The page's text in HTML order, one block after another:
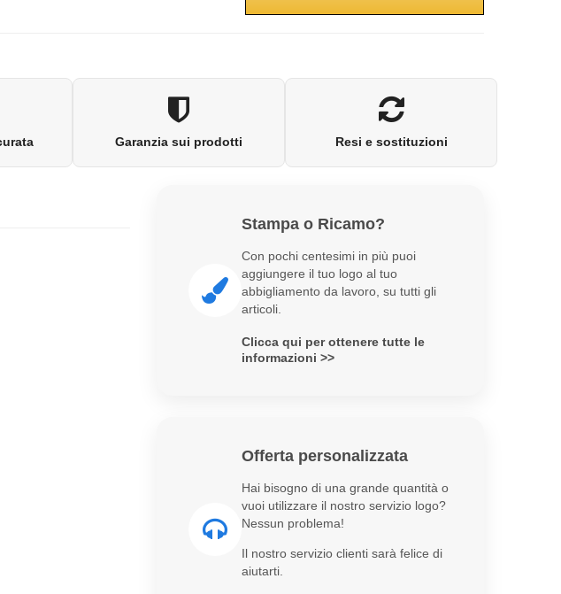
Garanzia sui prodotti Resi e sostituzioni
Stampa o Ricamo?
Con pochi centesimi in più puoi
aggiungere il tuo logo al tuo
abbigliamento da lavoro, su tutti gli
articoli.
Clicca qui per ottenere tutte le
informazioni >>
Offerta personalizzata
Hai bisogno di una grande quantità o
vuoi utilizzare il nostro servizio logo?
Nessun problema!
Il nostro servizio clienti sarà felice di
aiutarti.